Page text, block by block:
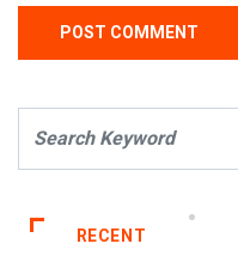
RECENT